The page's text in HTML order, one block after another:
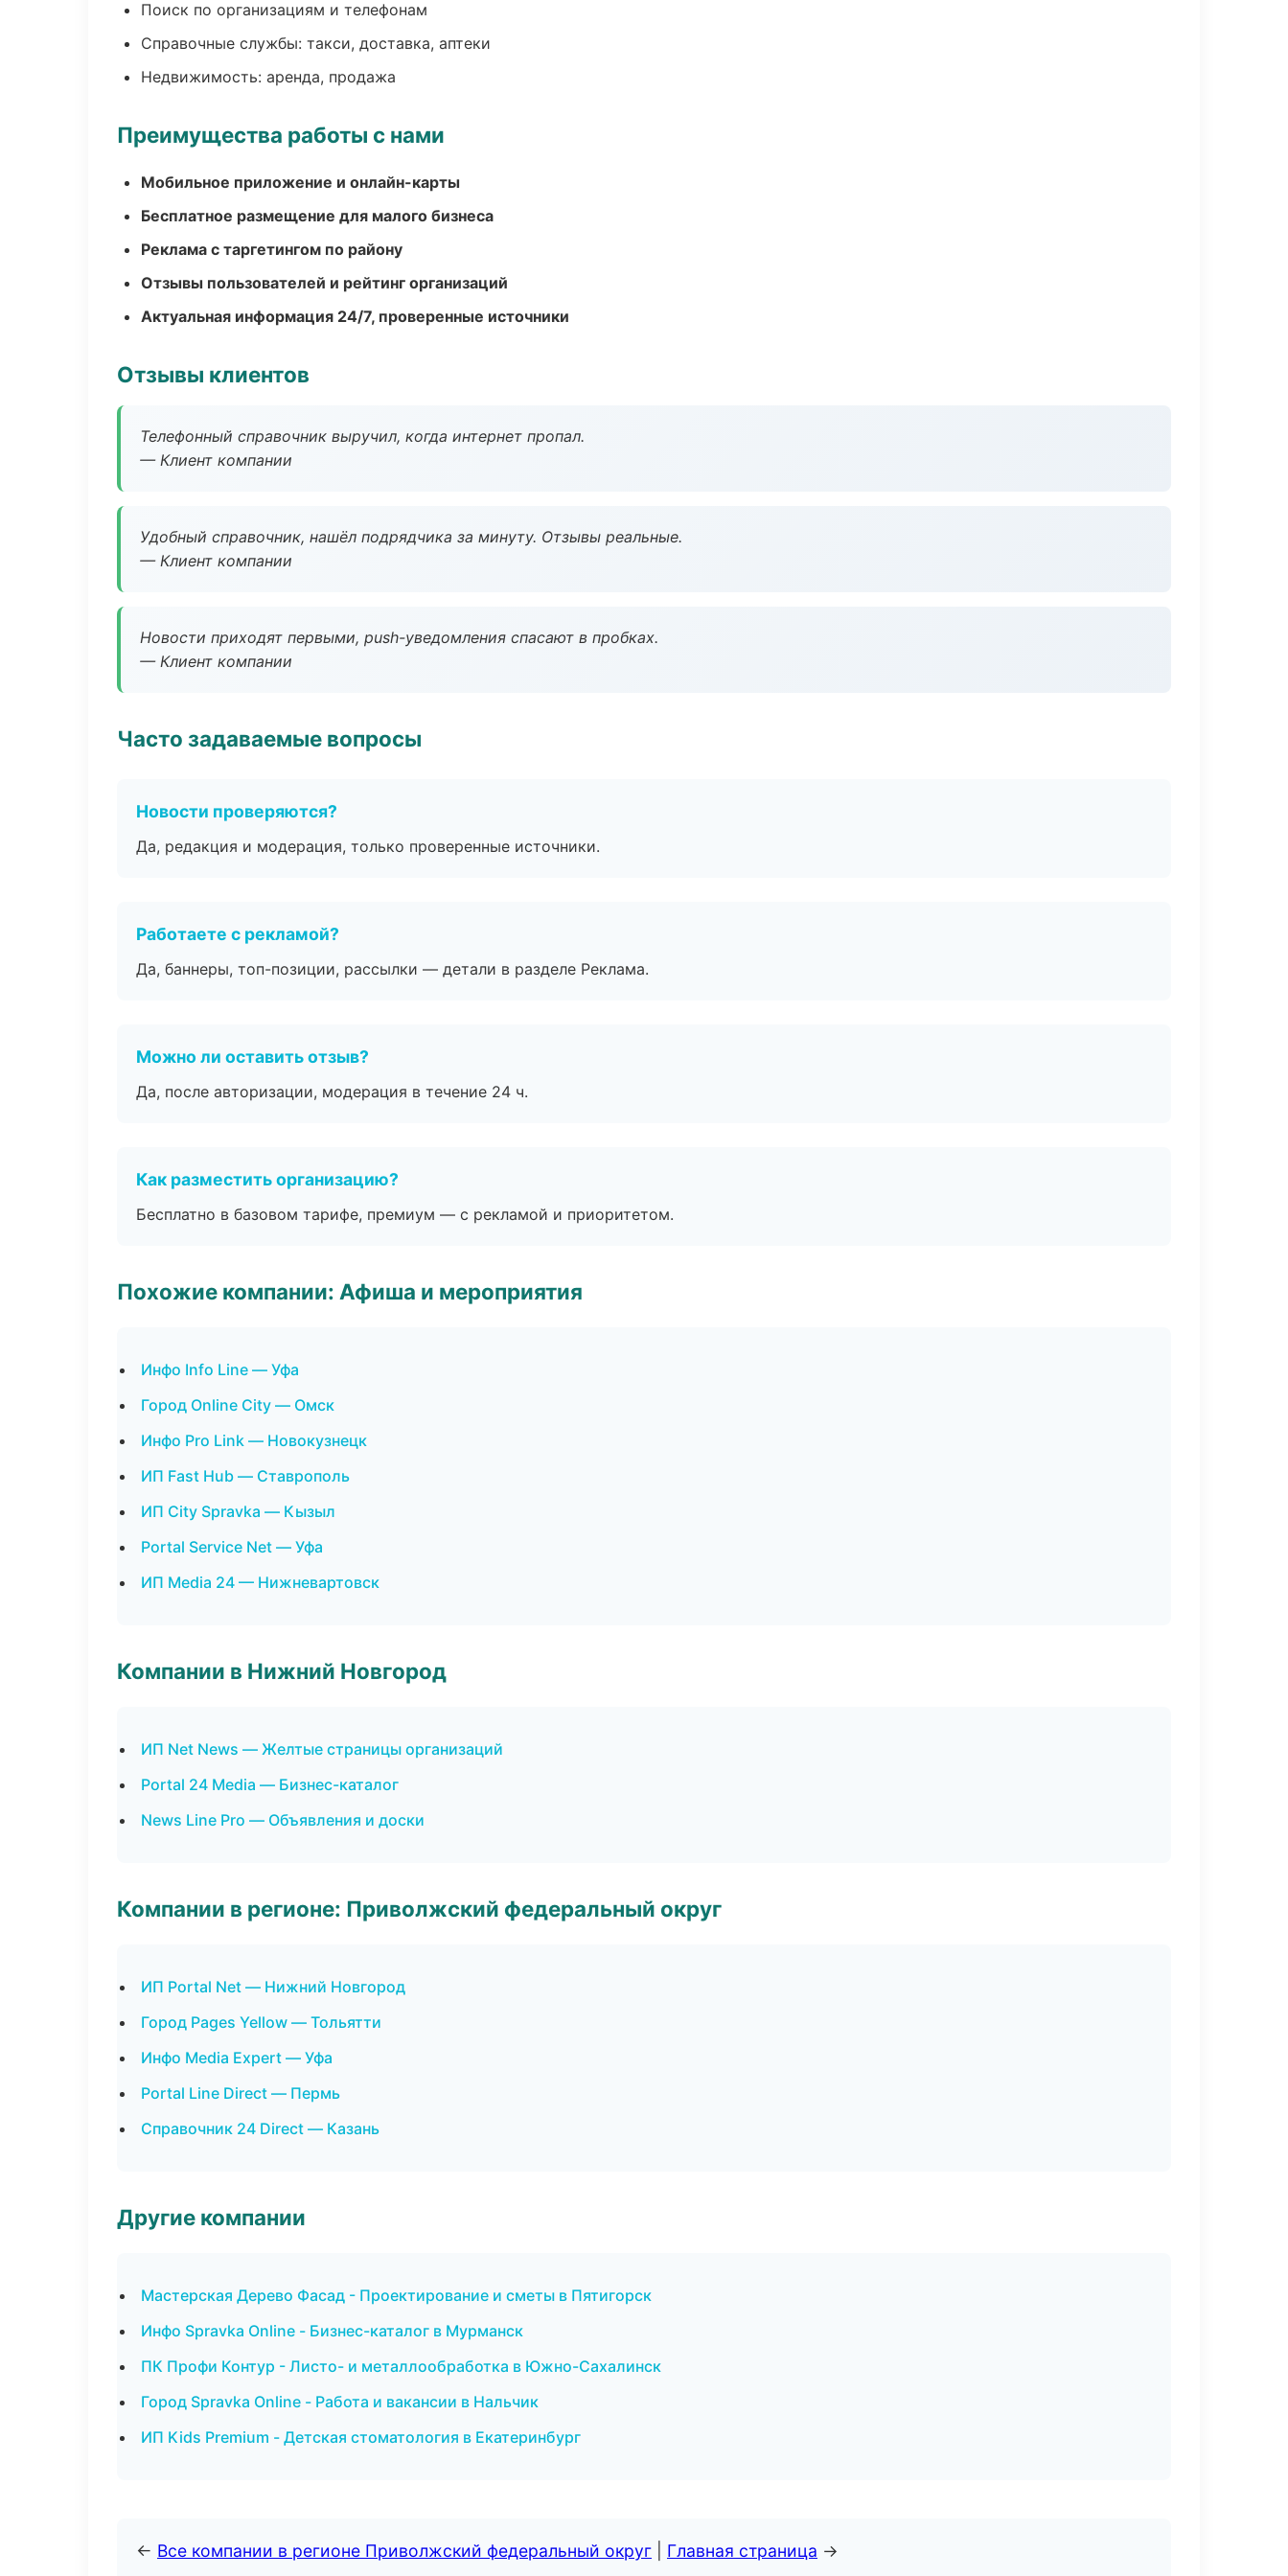
Поиск по организациям и телефонам
Справочные службы: такси, доставка, аптеки
Недвижимость: аренда, продажа
Преимущества работы с нами
Мобильное приложение и онлайн-карты
Бесплатное размещение для малого бизнеса
Реклама с таргетингом по району
Отзывы пользователей и рейтинг организаций
Актуальная информация 24/7, проверенные источники
Отзывы клиентов
Телефонный справочник выручил, когда интернет пропал.
— Клиент компании
Удобный справочник, нашёл подрядчика за минуту. Отзывы реальные.
— Клиент компании
Новости приходят первыми, push-уведомления спасают в пробках.
— Клиент компании
Часто задаваемые вопросы
Новости проверяются?
Да, редакция и модерация, только проверенные источники.
Работаете с рекламой?
Да, баннеры, топ-позиции, рассылки — детали в разделе Реклама.
Можно ли оставить отзыв?
Да, после авторизации, модерация в течение 24 ч.
Как разместить организацию?
Бесплатно в базовом тарифе, премиум — с рекламой и приоритетом.
Похожие компании: Афиша и мероприятия
Инфо Info Line — Уфа
Город Online City — Омск
Инфо Pro Link — Новокузнецк
ИП Fast Hub — Ставрополь
ИП City Spravka — Кызыл
Portal Service Net — Уфа
ИП Media 24 — Нижневартовск
Компании в Нижний Новгород
ИП Net News — Желтые страницы организаций
Portal 24 Media — Бизнес-каталог
News Line Pro — Объявления и доски
Компании в регионе: Приволжский федеральный округ
ИП Portal Net — Нижний Новгород
Город Pages Yellow — Тольятти
Инфо Media Expert — Уфа
Portal Line Direct — Пермь
Справочник 24 Direct — Казань
Другие компании
Мастерская Дерево Фасад - Проектирование и сметы в Пятигорск
Инфо Spravka Online - Бизнес-каталог в Мурманск
ПК Профи Контур - Листо- и металлообработка в Южно-Сахалинск
Город Spravka Online - Работа и вакансии в Нальчик
ИП Kids Premium - Детская стоматология в Екатеринбург
← Все компании в регионе Приволжский федеральный округ Главная страница →